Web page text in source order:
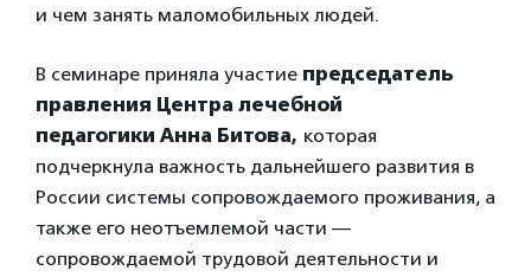
и чем занять маломобильных людей.
В семинаре приняла участие председатель
правления Центра лечебной
педагогики Анна Битова, которая
подчеркнула важность дальнейшего развития в
России системы сопровождаемого проживания, а
также его неотъемлемой части ­—
сопровождаемой трудовой деятельности и